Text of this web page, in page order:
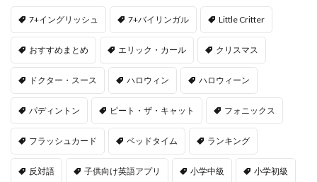
7+イングリッシュ 7+バイリンガル Little Critter
おすすめまとめ エリック・カール クリスマス
ドクター・スース ハロウィン ハロウィーン
パディントン ピート・ザ・キャット フォニックス
フラッシュカード ベッドタイム ランキング
反対語 子供向け英語アプリ 小学中級 小学初級